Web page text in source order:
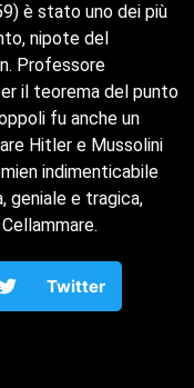
è stato uno dei più
nipote del
Professore
il teorema del punto
fu anche un
Hitler e Mussolini
indimenticabile
geniale e tragica,
Twitter